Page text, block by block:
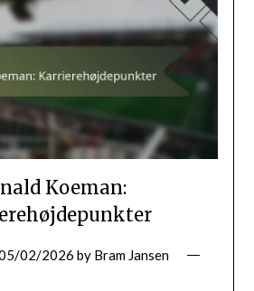
Koeman:
02/2026 by Bram Jansen